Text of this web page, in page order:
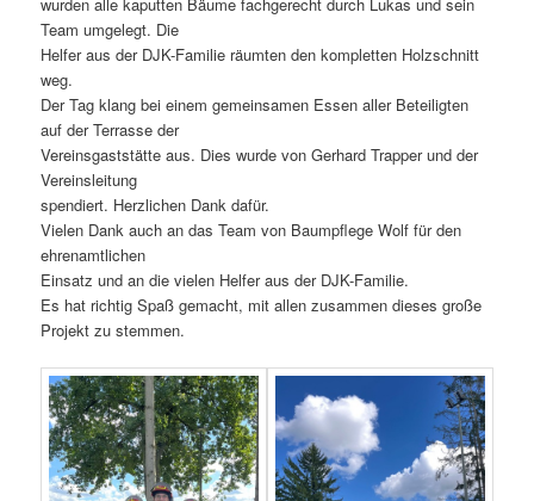
Team umgelegt. Die
Helfer aus der DJK-Familie räumten den kompletten Holzschnitt
weg.
Der Tag klang bei einem gemeinsamen Essen aller Beteiligten
auf der Terrasse der
Vereinsgaststätte aus. Dies wurde von Gerhard Trapper und der
Vereinsleitung
spendiert. Herzlichen Dank dafür.
Vielen Dank auch an das Team von Baumpflege Wolf für den
ehrenamtlichen
Einsatz und an die vielen Helfer aus der DJK-Familie.
Es hat richtig Spaß gemacht, mit allen zusammen dieses große
Projekt zu stemmen.